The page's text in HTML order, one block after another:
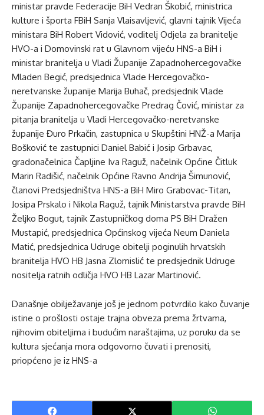
ministar pravde Federacije BiH Vedran Škobić, ministrica
kulture i športa FBiH Sanja Vlaisavljević, glavni tajnik Vijeća
ministara BiH Robert Vidović, voditelj Odjela za branitelje
HVO-a i Domovinski rat u Glavnom vijeću HNS-a BiH i
ministar branitelja u Vladi Županije Zapadnohercegovačke
Mladen Begić, predsjednica Vlade Hercegovačko-
neretvanske županije Marija Buhač, predsjednik Vlade
Županije Zapadnohercegovačke Predrag Čović, ministar za
pitanja branitelja u Vladi Hercegovačko-neretvanske
županije Đuro Prkačin, zastupnica u Skupštini HNŽ-a Marija
Bošković te zastupnici Daniel Babić i Josip Grbavac,
gradonačelnica Čapljine Iva Raguž, načelnik Općine Čitluk
Marin Radišić, načelnik Općine Ravno Andrija Šimunović,
članovi Predsjedništva HNS-a BiH Miro Grabovac-Titan,
Josipa Prskalo i Nikola Raguž, tajnik Ministarstva pravde BiH
Željko Bogut, tajnik Zastupničkog doma PS BiH Dražen
Mustapić, predsjednica Općinskog vijeća Neum Daniela
Matić, predsjednica Udruge obitelji poginulih hrvatskih
branitelja HVO HB Jasna Zlomislić te predsjednik Udruge
nositelja ratnih odličja HVO HB Lazar Martinović.
Današnje obilježavanje još je jednom potvrdilo kako čuvanje
istine o prošlosti ostaje trajna obveza prema žrtvama,
njihovim obiteljima i budućim naraštajima, uz poruku da se
kultura sjećanja mora odgovorno čuvati i prenositi,
priopćeno je iz HNS-a